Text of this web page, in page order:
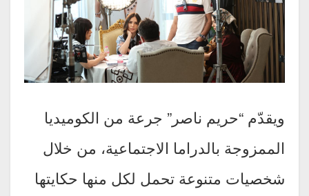
ويقدّم “حريم ناصر” جرعة من الكوميديا
الممزوجة بالدراما الاجتماعية، من خلال
شخصيات متنوعة تحمل لكل منها حكايتها